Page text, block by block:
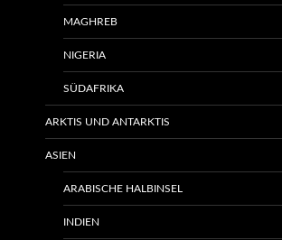
MAGHREB
NIGERIA
SÜDAFRIKA
ARKTIS UND ANTARKTIS
ASIEN
ARABISCHE HALBINSEL
INDIEN